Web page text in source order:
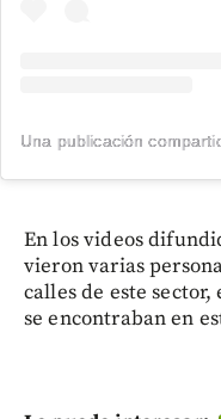
En los videos
vieron varias
calles de este
se encontraban en